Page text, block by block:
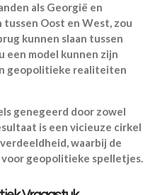
als Georgië en
Oost en West, zou
kunnen slaan tussen
een model kunnen zijn
geopolitieke realiteiten
genegeerd door zowel
is een vicieuze cirkel
waarbij de
geopolitieke spelletjes.